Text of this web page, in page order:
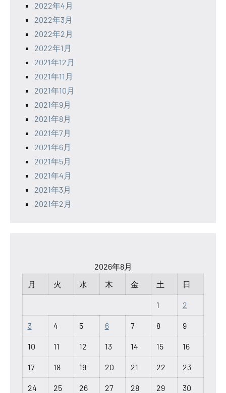
2022年4月
2022年3月
2022年2月
2022年1月
2021年12月
2021年11月
2021年10月
2021年9月
2021年8月
2021年7月
2021年6月
2021年5月
2021年4月
2021年3月
2021年2月
2026年8月
月
火 水 木 金 土 日
1 2
3 4 5 6 7 8 9
10 11 12 13 14 15 16
17 18 19 20 21 22 23
24 25 26 27 28 29 30